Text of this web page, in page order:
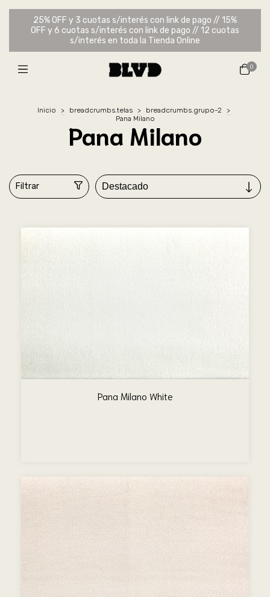
25% OFF y 3 cuotas s/interés con link de pago // 15%
OFF y 6 cuotas s/interés con link de pago // 12 cuotas
s/interés en toda la Tienda Online
0
Inicio > breadcrumbs.telas > breadcrumbs.grupo-2
>
Pana Milano
Pana Milano
Filtrar
Pana Milano White